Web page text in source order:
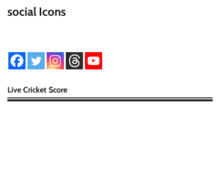
social Icons
Live Cricket Score